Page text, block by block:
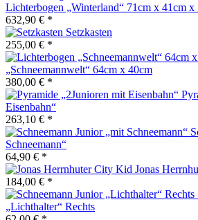
Lichterbogen „Winterland“ 71cm x 41cm x
632,90 € *
Setzkasten
255,00 € *
„Schneemannwelt“ 64cm x 40cm
380,00 € *
Eisenbahn“
263,10 € *
Schneemann“
64,90 € *
Jonas
184,00 € *
„Lichthalter“ Rechts